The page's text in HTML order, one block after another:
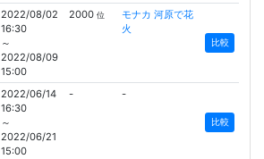
2022/08/02
16:30
～
2022/08/09
15:00
2000位
モナカ 河原で花
火
比較
2022/06/14
16:30
～
2022/06/21
15:00
- -
比較